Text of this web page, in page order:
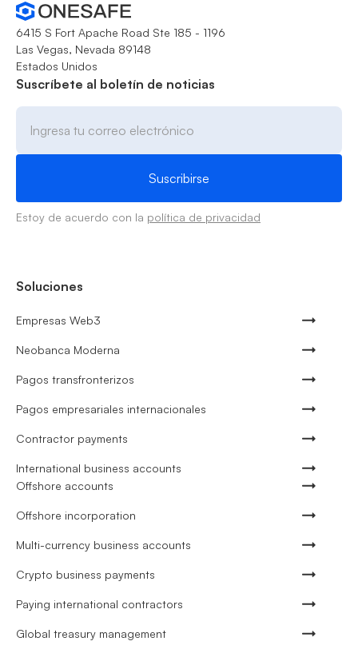
6415 S Fort Apache Road Ste 185 - 1196
Las Vegas, Nevada 89148
Estados Unidos
Suscríbete al boletín de noticias
Estoy de acuerdo con la política de privacidad
Soluciones
Empresas Web3
Neobanca Moderna
Pagos transfronterizos
Pagos empresariales internacionales
Contractor payments
International business accounts
Offshore accounts
Offshore incorporation
Multi-currency business accounts
Crypto business payments
Paying international contractors
Global treasury management